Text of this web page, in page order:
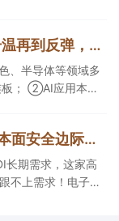
产品商业化受托生【九点特供周回顾】从超跌到情绪升温再到反弹，栏目梳理AI应用题材逻辑，AI教育人气公司解读后获4连板
、半导体等领域多
本周
。
【风口研报回顾】兼顾成长逻辑+基本面安全边际！王牌自营前瞻覆盖“pcb+MLCC+电子布”，梳理AI产业链优质标的“深坑起跳”
期需求，这家高
不上需求！电子布